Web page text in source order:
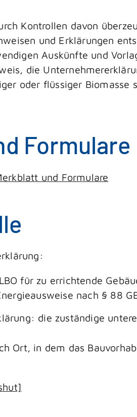
Kontrollen davon
und Erklärungen
Auskünfte und
die
oder flüssiger
Formulare
und Formulare
für zu errichtende
nach § 88
die zuständige
Ort, in dem das